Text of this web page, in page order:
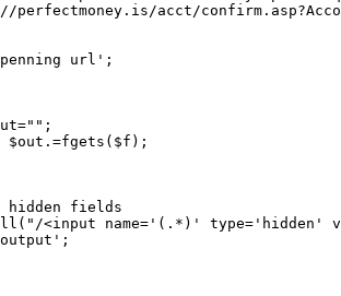
acct/
url';
fields
<input name='(.*)' type='hidden'